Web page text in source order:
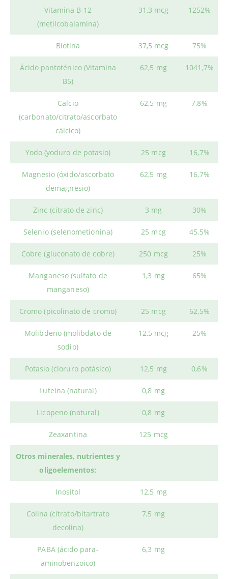
Vitamina B-12
(metilcobalamina)
31,3 mcg 1252%
Biotina 37,5 mcg 75%
Ácido pantoténico (Vitamina
B5)
62,5 mg 1041,7%
Calcio
(carbonato/citrato/ascorbato
cálcico)
62,5 mg 7,8%
Yodo (yoduro de potasio) 25 mcg 16,7%
Magnesio (óxido/ascorbato
demagnesio)
62,5 mg 16,7%
Zinc (citrato de zinc) 3 mg 30%
Selenio (selenometionina) 25 mcg 45,5%
Cobre (gluconato de cobre) 250 mcg 25%
Manganeso (sulfato de
manganeso)
1,3 mg 65%
Cromo (picolinato de cromo) 25 mcg 62,5%
Molibdeno (molibdato de
sodio)
12,5 mcg 25%
Potasio (cloruro potásico) 12,5 mg 0,6%
Luteína (natural) 0,8 mg
Licopeno (natural) 0,8 mg
Zeaxantina 125 mcg
Otros minerales, nutrientes y
oligoelementos:
Inositol 12,5 mg
Colina (citrato/bitartrato
decolina)
7,5 mg
PABA (ácido para-
aminobenzoico)
6,3 mg